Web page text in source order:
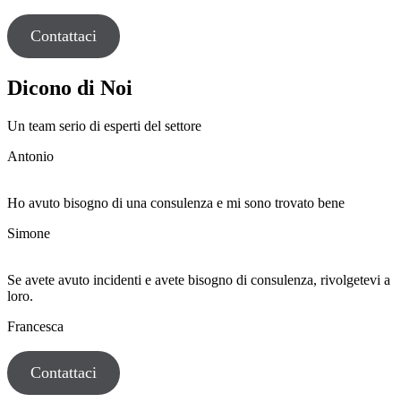
Contattaci
Dicono di Noi
Un team serio di esperti del settore
Antonio
Ho avuto bisogno di una consulenza e mi sono trovato bene
Simone
Se avete avuto incidenti e avete bisogno di consulenza, rivolgetevi a
loro.
Francesca
Contattaci